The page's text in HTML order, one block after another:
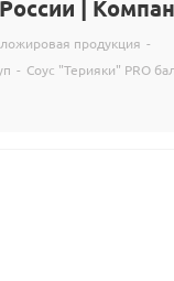
|
продукция -
- Соус "Терияки" PRO